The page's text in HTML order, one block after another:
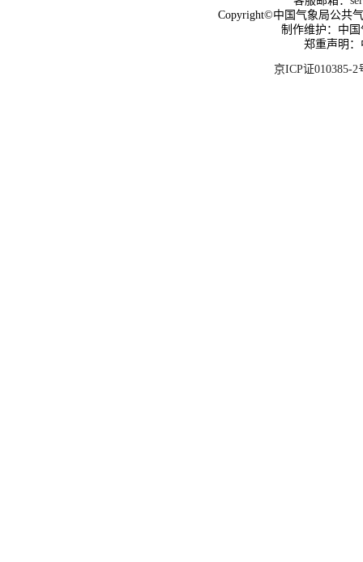
Copyright©中国气象局公共
制作维护：中
郑重声明
京ICP证010385-2